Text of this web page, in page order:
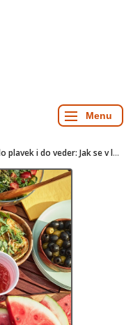
i do veder: Jak se v létě stravovat lehce a chytře